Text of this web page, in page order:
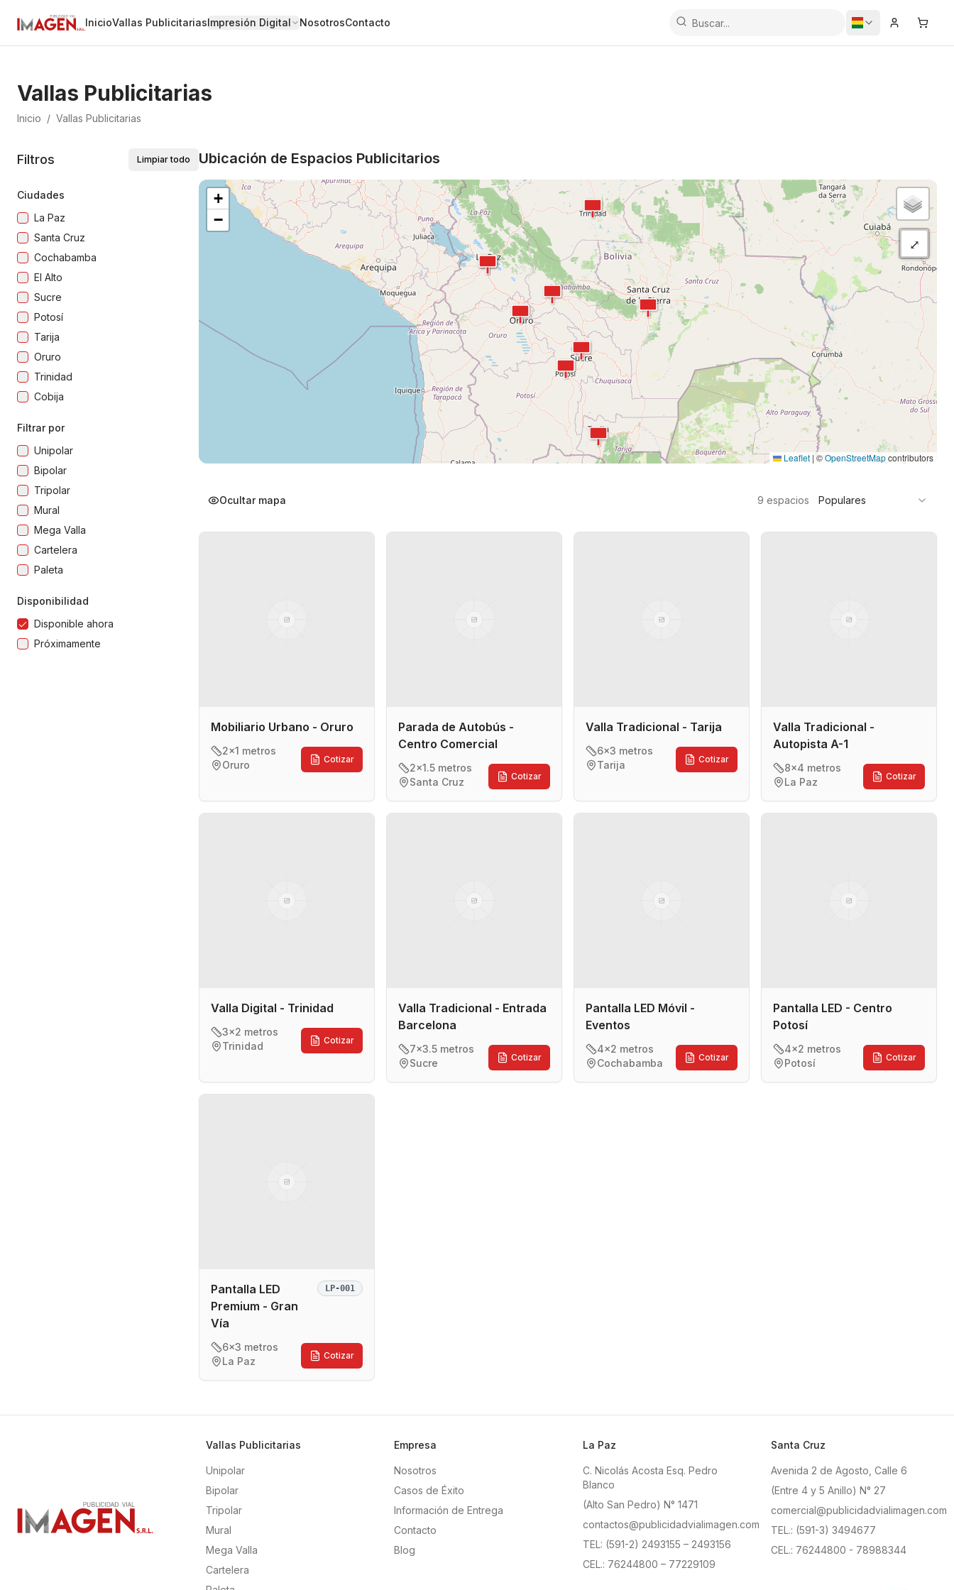
InicioVallas PublicitariasImpresión Digital NosotrosContacto Iniciar
Vallas Publicitarias
Inicio / Vallas Publicitarias
Filtros Limpiar todo
Ciudades
La Paz
Santa Cruz
Cochabamba
El Alto
Sucre
Potosí
Tarija
Oruro
Trinidad
Cobija
Filtrar por
Unipolar
Bipolar
Tripolar
Mural
Mega Valla
Cartelera
Paleta
Disponibilidad
Disponible ahora
Próximamente
Ubicación de Espacios Publicitarios
+
−
⤢
Leaflet | ©OpenStreetMapcontributors
Ocultar mapa 9 espacios Populares
Mobiliario Urbano - Oruro
2x1 metros
Oruro
Cotizar
Parada de Autobús -
Centro Comercial
2x1.5 metros
Santa Cruz
Cotizar
Valla Tradicional - Tarija
6x3 metros
Tarija
Cotizar
Valla Tradicional -
Autopista A-1
8x4 metros
La Paz
Cotizar
Valla Digital - Trinidad
3x2 metros
Trinidad
Cotizar
Valla Tradicional - Entrada
Barcelona
7x3.5 metros
Sucre
Cotizar
Pantalla LED Móvil -
Eventos
4x2 metros
Cochabamba
Cotizar
Pantalla LED - Centro
Potosí
4x2 metros
Potosí
Cotizar
Pantalla LED
Premium - Gran
Vía
LP-001
6x3 metros
La Paz
Cotizar
Vallas Publicitarias
Unipolar
Bipolar
Tripolar
Mural
Mega Valla
Cartelera
Empresa
Nosotros
Casos de Éxito
Información de Entrega
Contacto
Blog
La Paz
C. Nicolás Acosta Esq. Pedro
Blanco
(Alto San Pedro) N° 1471
contactos@publicidadvialimagen.com
TEL: (591-2) 2493155 – 2493156
CEL.: 76244800 – 77229109
Santa Cruz
Avenida 2 de Agosto, Calle 6
(Entre 4 y 5 Anillo) N° 27
comercial@publicidadvialimagen.com
TEL.: (591-3) 3494677
CEL.: 76244800 - 78988344